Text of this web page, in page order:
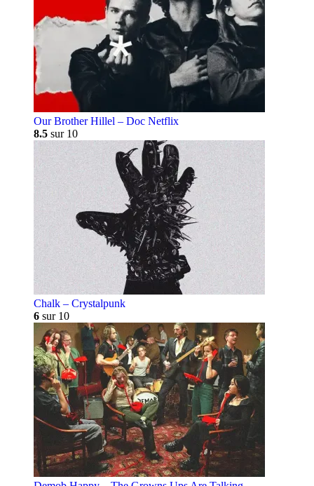
Our Brother Hillel – Doc Netflix
8.5 sur 10
Chalk – Crystalpunk
6 sur 10